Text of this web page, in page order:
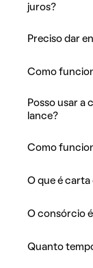
juros?
Preciso dar
Como
Posso usar a
lance?
Como
O que é
O consórcio
Quanto